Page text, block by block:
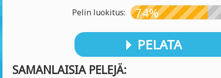
Pelin luokitus: 74%
PELATA
SAMANLAISIA PELEJÄ: